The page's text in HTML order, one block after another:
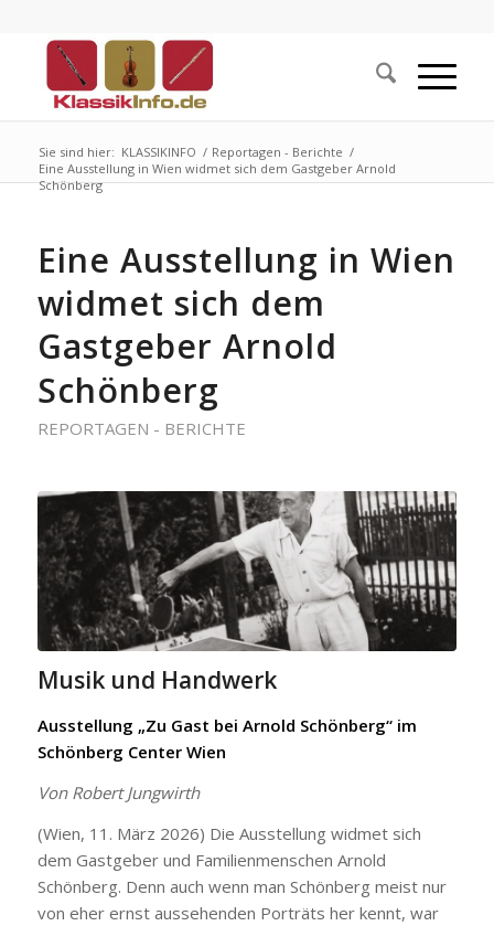
Sie sind hier: KLASSIKINFO / Reportagen - Berichte /
Eine Ausstellung in Wien widmet sich dem Gastgeber Arnold
Schönberg
Eine Ausstellung in Wien
widmet sich dem
Gastgeber Arnold
Schönberg
REPORTAGEN - BERICHTE
Musik und Handwerk
Ausstellung „Zu Gast bei Arnold Schönberg“ im
Schönberg Center Wien
Von Robert Jungwirth
(Wien, 11. März 2026) Die Ausstellung widmet sich
dem Gastgeber und Familienmenschen Arnold
Schönberg. Denn auch wenn man Schönberg meist nur
von eher ernst aussehenden Porträts her kennt, war